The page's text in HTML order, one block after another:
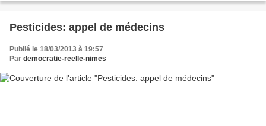
Pesticides: appel de médecins
Publié le 18/03/2013 à 19:57
Par democratie-reelle-nimes